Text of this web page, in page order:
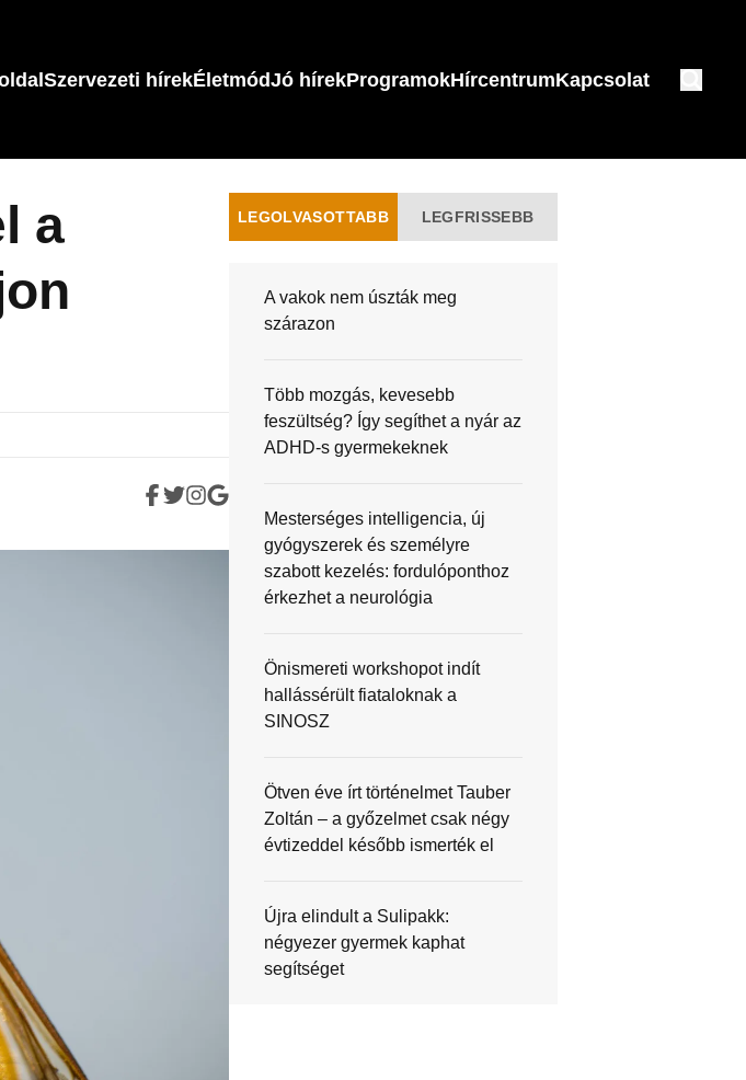
Szervezeti hírekÉletmódJó hírekProgramokHírcentrumKapcsolat
a
LEGOLVASOTTABB LEGFRISSEBB
A vakok nem úszták meg
szárazon
Több mozgás, kevesebb
feszültség? Így segíthet a nyár az
ADHD-s gyermekeknek
Mesterséges intelligencia, új
gyógyszerek és személyre
szabott kezelés: fordulóponthoz
érkezhet a neurológia
Önismereti workshopot indít
hallássérült fiataloknak a
SINOSZ
Ötven éve írt történelmet Tauber
Zoltán – a győzelmet csak négy
évtizeddel később ismerték el
Újra elindult a Sulipakk:
négyezer gyermek kaphat
segítséget